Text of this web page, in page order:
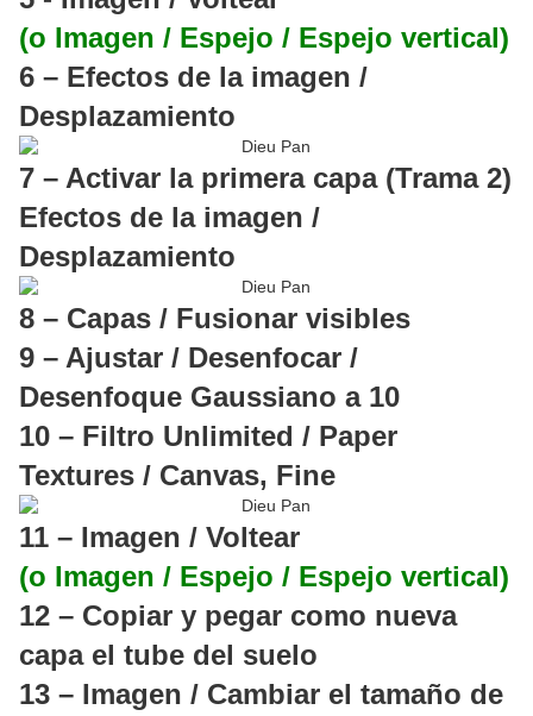
(o Imagen / Espejo / Espejo vertical)
6 – Efectos de la imagen /
Desplazamiento
7 – Activar la primera capa (Trama 2)
Efectos de la imagen /
Desplazamiento
8 – Capas / Fusionar visibles
9 – Ajustar / Desenfocar /
Desenfoque Gaussiano a 10
10 – Filtro Unlimited / Paper
Textures / Canvas, Fine
11 – Imagen / Voltear
(o Imagen / Espejo / Espejo vertical)
12 – Copiar y pegar como nueva
capa el tube del suelo
13 – Imagen / Cambiar el tamaño de